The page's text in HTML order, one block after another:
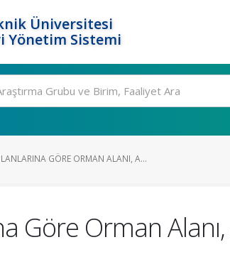
Üniversitesi
Yönetim Sistemi
GÖRE ORMAN ALANI, A...
Göre Orman